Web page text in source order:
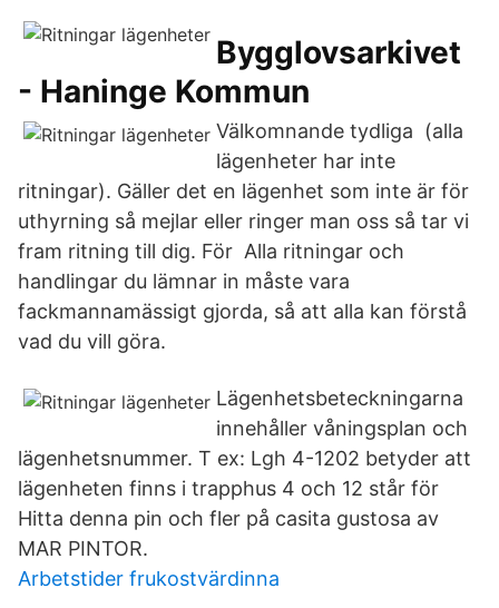
Bygglovsarkivet
- Haninge Kommun
Välkomnande tydliga (alla
lägenheter har inte
ritningar). Gäller det en lägenhet som inte är för
uthyrning så mejlar eller ringer man oss så tar vi
fram ritning till dig. För Alla ritningar och
handlingar du lämnar in måste vara
fackmannamässigt gjorda, så att alla kan förstå
vad du vill göra.
Lägenhetsbeteckningarna
innehåller våningsplan och
lägenhetsnummer. T ex: Lgh 4-1202 betyder att
lägenheten finns i trapphus 4 och 12 står för
Hitta denna pin och fler på casita gustosa av
MAR PINTOR.
Arbetstider frukostvärdinna